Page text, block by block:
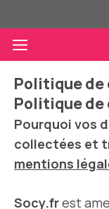
au
contenuMenu
Politique
Politique
Pourquoi vos
collectées et
mentions
Socy.frest